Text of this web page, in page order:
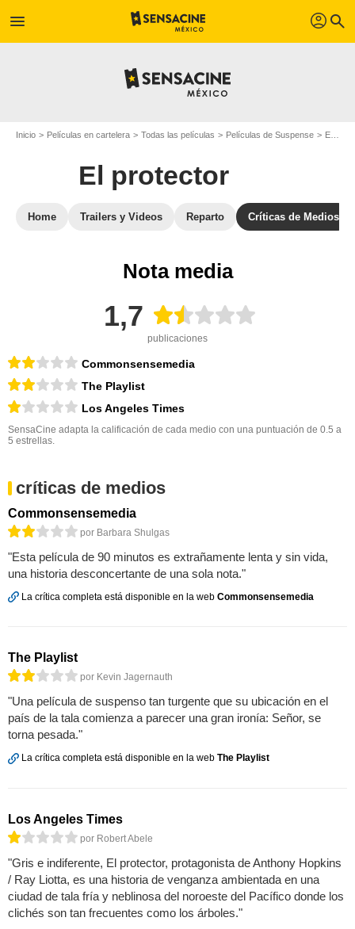
menu profil search
Inicio Películas en cartelera Todas las películas Películas de Suspense El protector
El protector
Home Trailers y Videos Reparto Críticas de Medios
Nota media
1,7
publicaciones
Commonsensemedia
The Playlist
Los Angeles Times
SensaCine adapta la calificación de cada medio con una puntuación de 0.5 a
5 estrellas.
críticas de medios
Commonsensemedia
por Barbara Shulgas
"Esta película de 90 minutos es extrañamente lenta y sin vida,
una historia desconcertante de una sola nota."
La crítica completa está disponible en la web Commonsensemedia
The Playlist
por Kevin Jagernauth
"Una película de suspenso tan turgente que su ubicación en el
país de la tala comienza a parecer una gran ironía: Señor, se
torna pesada."
La crítica completa está disponible en la web The Playlist
Los Angeles Times
por Robert Abele
"Gris e indiferente, El protector, protagonista de Anthony Hopkins
/ Ray Liotta, es una historia de venganza ambientada en una
ciudad de tala fría y neblinosa del noroeste del Pacífico donde los
clichés son tan frecuentes como los árboles."